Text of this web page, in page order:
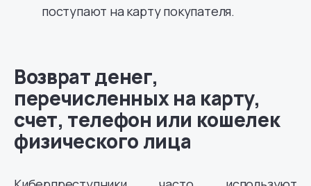
поступают на карту покупателя.
Возврат денег,
перечисленных на карту,
счет, телефон или кошелек
физического лица